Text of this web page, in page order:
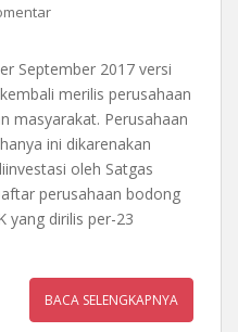
September 2017 versi
merilis perusahaan
masyarakat. Perusahaan
ini dikarenakan
oleh Satgas
perusahaan bodong
yang dirilis per-23
BACA SELENGKAPNYA